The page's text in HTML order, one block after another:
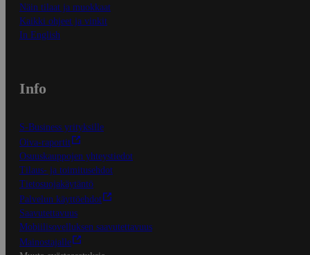
Näin tilaat ja muokkaat
Kaikki ohjeet ja vinkit
In English
Info
S-Business yrityksille
Oiva-raportit
Osuuskauppojen yhteystiedot
Tilaus- ja toimitusehdot
Tietosuojakäytäntö
Palvelun käyttöehdot
Saavutettavuus
Mobiilisovelluksen saavutettavuus
Mainostajalle